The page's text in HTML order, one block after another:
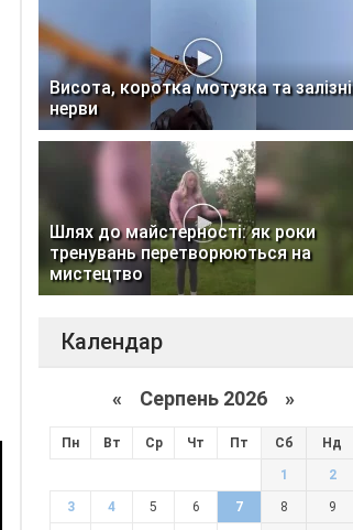
Висота, коротка мотузка та залізні
нерви
Шлях до майстерності: як роки
тренувань перетворюються на
мистецтво
Календар
« Серпень 2026 »
Пн Вт Ср Чт Пт Сб Нд
1 2
3 4 5 6 7 8 9